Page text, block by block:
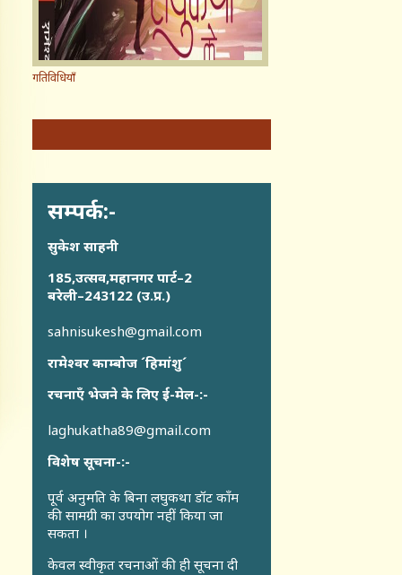
गतिविधियाँ
सम्पर्क:-
सुकेश साहनी
185,उत्सव,महानगर पार्ट–2
बरेली–243122 (उ.प्र.)
sahnisukesh@gmail.com
रामेश्वर काम्बोज ´हिमांशु´
रचनाएँ भेजने के लिए ई-मेल-:-
laghukatha89@gmail.com
विशेष सूचना-:-
पूर्व अनुमति के बिना लघुकथा डॉट कॉंम
की सामग्री का उपयोग नहीं किया जा
सकता ।
केवल स्वीकृत रचनाओं की ही सूचना दी